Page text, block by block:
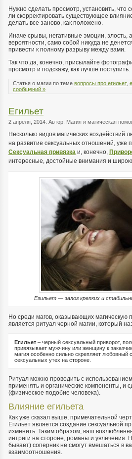
Нужно сделать просмотр, установить, что
ли скорректировать существующее
делать все заново, как положено.
Иначе срывы, негативные эмоции, злость,
вероятности, само собой никуда не
привести к полному разрыву между вами.
Так что да, конечно, присылайте
просмотр и подскажу, как лучше поступить.
Статья о магии по теме вопросы про егильет,
сообщений »
Егильет
2 апреля, 2014. Автор: Магия и магическая
Несколько видов магических воздействий
на развитие сексуальных отношений, уже
Сексуальная привязка и, конечно,
интересные, достойные внимания и
Егильет — залог крепких и
Но среди магов, оказывающих
является ритуал черной магии, который
Егильет – черный сексуальный приворот,
привязывает мужчину или женщину к
магия особенно сильно скрепляет любовный
сексуальных утех на стороне.
Ритуал можно проводить с
применять и органические компоненты, и
(физическое подобие человека).
Влияние егильета
Как уже сказал выше, примечательной
Егильет является создание сексуальной
изменить. Таким образом, ваш
интриги на стороне, романы и увлечения.
бывает) соперник не смогут вмешаться в
взаимоотношения.